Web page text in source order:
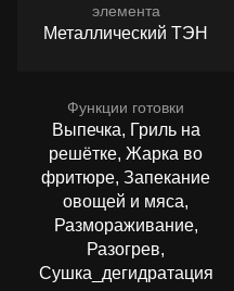
элемента
Металлический ТЭН
Функции готовки
Выпечка, Гриль на
решётке, Жарка во
фритюре, Запекание
овощей и мяса,
Размораживание,
Разогрев,
Сушка_дегидратация